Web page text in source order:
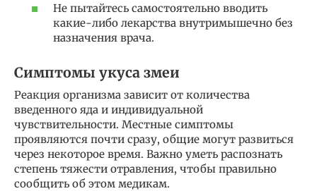
Не пытайтесь самостоятельно вводить
какие-либо лекарства внутримышечно без
назначения врача.
Симптомы укуса змеи
Реакция организма зависит от количества
введенного яда и индивидуальной
чувствительности. Местные симптомы
проявляются почти сразу, общие могут развиться
через некоторое время. Важно уметь распознать
степень тяжести отравления, чтобы правильно
сообщить об этом медикам.